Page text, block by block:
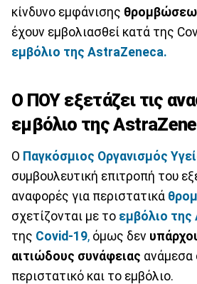
κίνδυνο εμφάνισης
έχουν εμβολιασθεί κατά της
εμβόλιο της AstraZeneca.
Ο ΠΟΥ εξετάζει τις
εμβόλιο της
Ο Παγκόσμιος Οργανισμός
συμβουλευτική επιτροπή του
αναφορές για περιστατικά
σχετίζονται με το εμβόλιο
της Covid-19, όμως δεν
αιτιώδους συνάφειας ανάμεσα
περιστατικό και το εμβόλιο.